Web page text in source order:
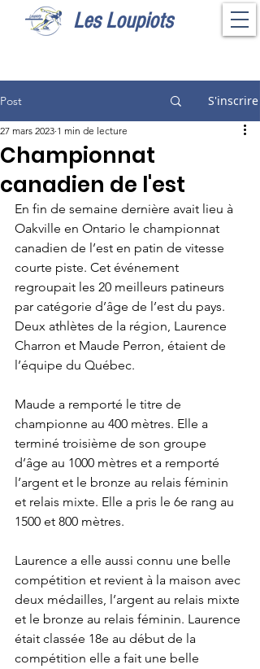
Les Loupiots
Post S'inscrire
Championnat
canadien de l'est
27 mars 2023 1 min de lecture
En fin de semaine dernière avait lieu à
Oakville en Ontario le championnat
canadien de l’est en patin de vitesse
courte piste. Cet événement
regroupait les 20 meilleurs patineurs
par catégorie d’âge de l’est du pays.
Deux athlètes de la région, Laurence
Charron et Maude Perron, étaient de
l’équipe du Québec.
Maude a remporté le titre de
championne au 400 mètres. Elle a
terminé troisième de son groupe
d’âge au 1000 mètres et a remporté
l’argent et le bronze au relais féminin
et relais mixte. Elle a pris le 6e rang au
1500 et 800 mètres.
Laurence a elle aussi connu une belle
compétition et revient à la maison avec
deux médailles, l’argent au relais mixte
et le bronze au relais féminin. Laurence
était classée 18e au début de la
compétition elle a fait une belle